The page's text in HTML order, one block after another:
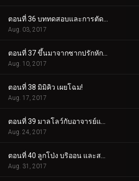
Aug. 03, 2017
Aug. 10, 2017
ตอนที่ 38 มิมิคิว เผยโฉม!
Aug. 17, 2017
Aug. 24, 2017
Aug. 31, 2017